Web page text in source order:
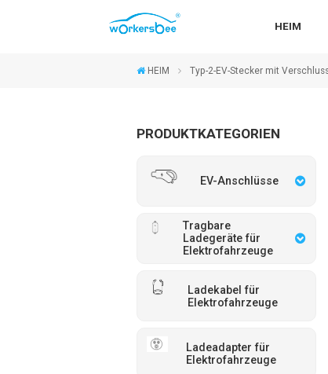
HEIM
HEIM Typ-2-EV-Stecker mit
PRODUKTKATEGORIEN
EV-Anschlüsse
Tragbare
Ladegeräte für
Elektrofahrzeuge
Ladekabel für
Elektrofahrzeuge
Ladeadapter für
Elektrofahrzeuge